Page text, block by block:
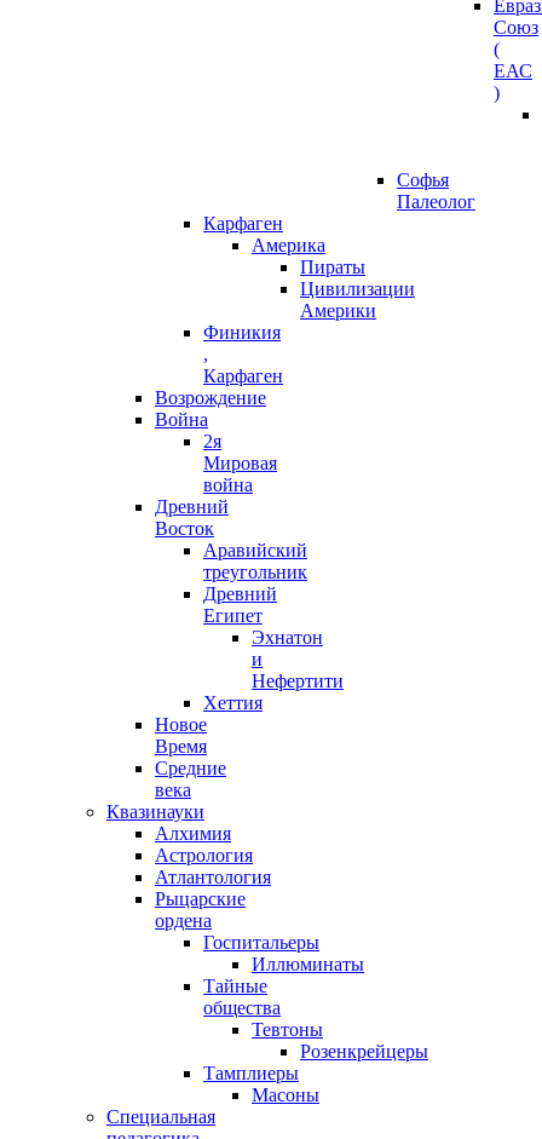
Союз
(
ЕАС
)
Софья
Палеолог
Карфаген
Америка
Пираты
Цивилизации
Америки
Финикия
,
Карфаген
Возрождение
Война
2я
Мировая
война
Древний
Восток
Аравийский
треугольник
Древний
Египет
Эхнатон
и
Нефертити
Хеттия
Новое
Время
Средние
века
Квазинауки
Алхимия
Астрология
Атлантология
Рыцарские
ордена
Госпитальеры
Иллюминаты
Тайные
общества
Тевтоны
Розенкрейцеры
Тамплиеры
Масоны
Специальная